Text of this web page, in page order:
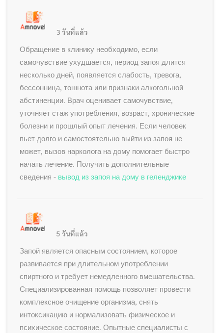
3 วันที่แล้ว
Обращение в клинику необходимо, если
самочувствие ухудшается, период запоя длится
несколько дней, появляется слабость, тревога,
бессонница, тошнота или признаки алкогольной
абстиненции. Врач оценивает самочувствие,
уточняет стаж употребления, возраст, хронические
болезни и прошлый опыт лечения. Если человек
пьет долго и самостоятельно выйти из запоя не
может, вызов нарколога на дому помогает быстро
начать лечение. Получить дополнительные
сведения - вывод из запоя на дому в геленджике
5 วันที่แล้ว
Запой является опасным состоянием, которое
развивается при длительном употреблении
спиртного и требует немедленного вмешательства.
Специализированная помощь позволяет провести
комплексное очищение организма, снять
интоксикацию и нормализовать физическое и
психическое состояние. Опытные специалисты с